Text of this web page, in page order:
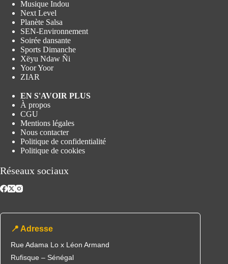
Musique Indou
Next Level
Planète Salsa
SEN-Environnement
Soirée dansante
Sports Dimanche
Xëyu Ndaw Ñi
Yoor Yoor
ZIAR
EN S'AVOIR PLUS
À propos
CGU
Mentions légales
Nous contacter
Politique de confidentialité
Politique de cookies
Réseaux sociaux
📍 Adresse
Rue Adama Lo x Léon Armand
Rufisque – Sénégal